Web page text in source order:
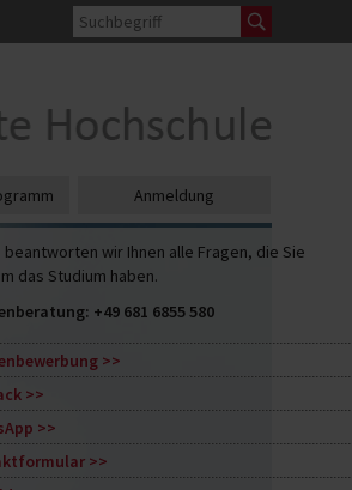
beantworten wir Ihnen alle Fragen, die Sie
das Studium haben.
+49 681 6855 580
Anmeldung